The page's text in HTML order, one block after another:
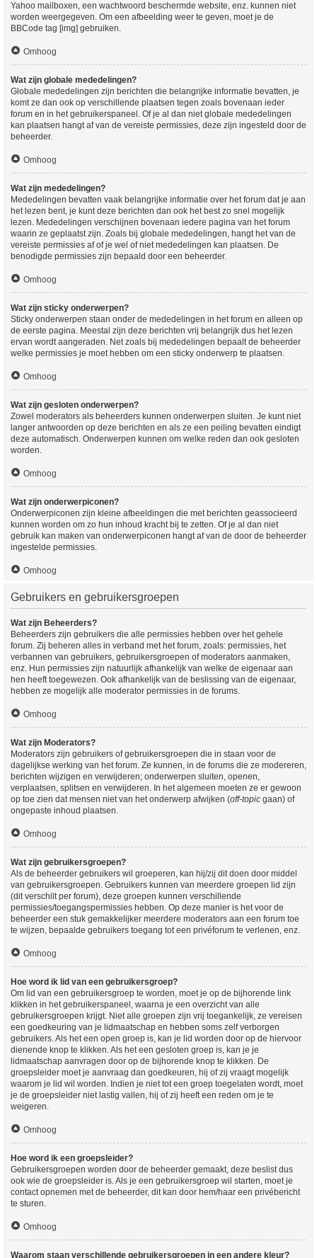
Yahoo mailboxen, een wachtwoord beschermde website, enz. kunnen niet
worden weergegeven. Om een afbeelding weer te geven, moet je de
BBCode tag [img] gebruiken.
Omhoog
Wat zijn globale mededelingen?
Globale mededelingen zijn berichten die belangrijke informatie bevatten, je
komt ze dan ook op verschillende plaatsen tegen zoals bovenaan ieder
forum en in het gebruikerspaneel. Of je al dan niet globale mededelingen
kan plaatsen hangt af van de vereiste permissies, deze zijn ingesteld door de
beheerder.
Omhoog
Wat zijn mededelingen?
Mededelingen bevatten vaak belangrijke informatie over het forum dat je aan
het lezen bent, je kunt deze berichten dan ook het best zo snel mogelijk
lezen. Mededelingen verschijnen bovenaan iedere pagina van het forum
waarin ze geplaatst zijn. Zoals bij globale mededelingen, hangt het van de
vereiste permissies af of je wel of niet mededelingen kan plaatsen. De
benodigde permissies zijn bepaald door een beheerder.
Omhoog
Wat zijn sticky onderwerpen?
Sticky onderwerpen staan onder de mededelingen in het forum en alleen op
de eerste pagina. Meestal zijn deze berichten vrij belangrijk dus het lezen
ervan wordt aangeraden. Net zoals bij mededelingen bepaalt de beheerder
welke permissies je moet hebben om een sticky onderwerp te plaatsen.
Omhoog
Wat zijn gesloten onderwerpen?
Zowel moderators als beheerders kunnen onderwerpen sluiten. Je kunt niet
langer antwoorden op deze berichten en als ze een peiling bevatten eindigt
deze automatisch. Onderwerpen kunnen om welke reden dan ook gesloten
worden.
Omhoog
Wat zijn onderwerpiconen?
Onderwerpiconen zijn kleine afbeeldingen die met berichten geassocieerd
kunnen worden om zo hun inhoud kracht bij te zetten. Of je al dan niet
gebruik kan maken van onderwerpiconen hangt af van de door de beheerder
ingestelde permissies.
Omhoog
Gebruikers en gebruikersgroepen
Wat zijn Beheerders?
Beheerders zijn gebruikers die alle permissies hebben over het gehele
forum. Zij beheren alles in verband met het forum, zoals: permissies, het
verbannen van gebruikers, gebruikersgroepen of moderators aanmaken,
enz. Hun permissies zijn natuurlijk afhankelijk van welke de eigenaar aan
hen heeft toegewezen. Ook afhankelijk van de beslissing van de eigenaar,
hebben ze mogelijk alle moderator permissies in de forums.
Omhoog
Wat zijn Moderators?
Moderators zijn gebruikers of gebruikersgroepen die in staan voor de
dagelijkse werking van het forum. Ze kunnen, in de forums die ze modereren,
berichten wijzigen en verwijderen; onderwerpen sluiten, openen,
verplaatsen, splitsen en verwijderen. In het algemeen moeten ze er gewoon
op toe zien dat mensen niet van het onderwerp afwijken (off-topic gaan) of
ongepaste inhoud plaatsen.
Omhoog
Wat zijn gebruikersgroepen?
Als de beheerder gebruikers wil groeperen, kan hij/zij dit doen door middel
van gebruikersgroepen. Gebruikers kunnen van meerdere groepen lid zijn
(dit verschilt per forum), deze groepen kunnen verschillende
permissies/toegangspermissies hebben. Op deze manier is het voor de
beheerder een stuk gemakkelijker meerdere moderators aan een forum toe
te wijzen, bepaalde gebruikers toegang tot een privéforum te verlenen, enz.
Omhoog
Hoe word ik lid van een gebruikersgroep?
Om lid van een gebruikersgroep te worden, moet je op de bijhorende link
klikken in het gebruikerspaneel, waarna je een overzicht van alle
gebruikersgroepen krijgt. Niet alle groepen zijn vrij toegankelijk, ze vereisen
een goedkeuring van je lidmaatschap en hebben soms zelf verborgen
gebruikers. Als het een open groep is, kan je lid worden door op de hiervoor
dienende knop te klikken. Als het een gesloten groep is, kan je je
lidmaatschap aanvragen door op de bijhorende knop te klikken. De
groepsleider moet je aanvraag dan goedkeuren, hij of zij vraagt mogelijk
waarom je lid wil worden. Indien je niet tot een groep toegelaten wordt, moet
je de groepsleider niet lastig vallen, hij of zij heeft een reden om je te
weigeren.
Omhoog
Hoe word ik een groepsleider?
Gebruikersgroepen worden door de beheerder gemaakt, deze beslist dus
ook wie de groepsleider is. Als je een gebruikersgroep wil starten, moet je
contact opnemen met de beheerder, dit kan door hem/haar een privébericht
te sturen.
Omhoog
Waarom staan verschillende gebruikersgroepen in een andere kleur?